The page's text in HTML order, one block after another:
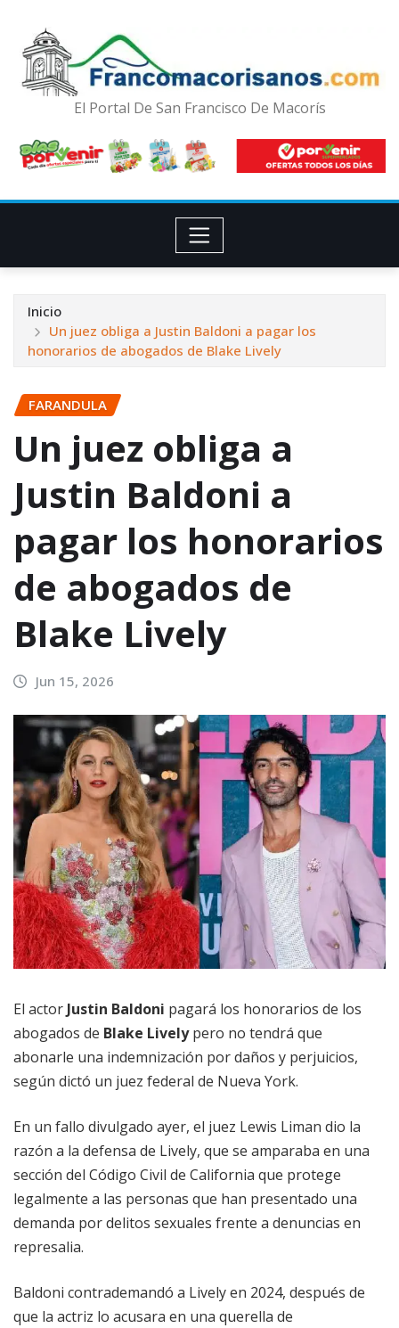
El Portal De San Francisco De Macorís
Inicio
Un juez obliga a Justin Baldoni a pagar los
honorarios de abogados de Blake Lively
FARANDULA
Un juez obliga a
Justin Baldoni a
pagar los honorarios
de abogados de
Blake Lively
Jun 15, 2026
El actor Justin Baldoni pagará los honorarios de los
abogados de Blake Livelypero no tendrá que
abonarle una indemnización por daños y perjuicios,
según dictó un juez federal de Nueva York.
En un fallo divulgado ayer, el juez Lewis Liman dio la
razón a la defensa de Lively, que se amparaba en una
sección del Código Civil de California que protege
legalmente a las personas que han presentado una
demanda por delitos sexuales frente a denuncias en
represalia.
Baldoni contrademandó a Lively en 2024, después de
que la actriz lo acusara en una querella de